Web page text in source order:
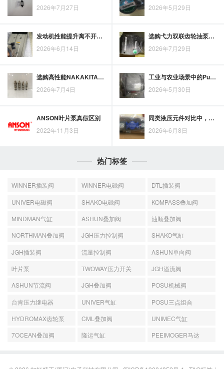
2026年7月27日 2026年5月29日
发动机性能提升离不开哪些气缸技术？以康茂盛为例
2026年6月14日
选购弋力双联齿轮油泵：质量识别与关键核对要点
2026年7月29日
选购高性能NAKAKITA不锈钢电磁阀，先看工况匹配与关键参数
2026年7月4日
工业与农业场景中的PuYuan叶片泵应用场景梳理
2026年5月30日
ANSON叶片泵真假区别
2022年11月3日
同类液压元件对比中，日本油研叶片泵的差异化价值在哪里？
2026年6月8日
热门标签
WINNER插装阀 WINNER电磁阀
DTL插装阀
UNIVER电磁阀
SHAKO电磁阀
KOMPASS叠加阀
MINDMAN气缸
ASHUN叠加阀
油顺叠加阀
NORTHMAN叠加阀
JGH压力控制阀
SHAKO气缸
JGH插装阀
流量控制阀
ASHUN单向阀
叶片泵
TWOWAY压力开关
JGH溢流阀
ASHUN节流阀
JGH叠加阀
POSU机械阀
台肯压力继电器
UNIVER气缸
POSU三点组合
HYDROMAX齿轮泵
CML叠加阀
UNIMEC气缸
7OCEAN叠加阀
隆运气缸 PEEIMOGER马达